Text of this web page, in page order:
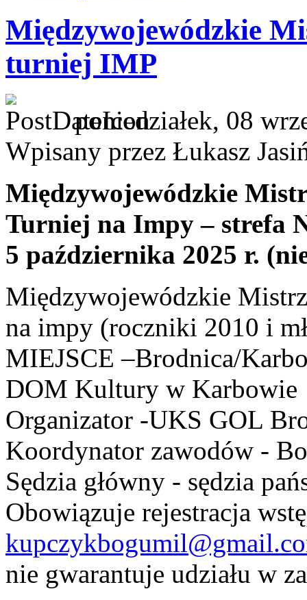
Międzywojewódzkie
turniej IMP
poniedziałek, 08
Wpisany przez Łukasz
Międzywojewódzkie
Turniej na Impy – strefa
5 października 2025 r.
Międzywojewódzkie
na impy (roczniki 2010 i
MIEJSCE –Brodnica/
DOM Kultury w Karbowie
Organizator -UKS GOL
Koordynator zawodów -
Sędzia główny - sędzia
Obowiązuje rejestracja
nie gwarantuje udziału w